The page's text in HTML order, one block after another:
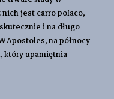
jest carro polaco,
i na długo
Apostoles, na północy
który upamiętnia